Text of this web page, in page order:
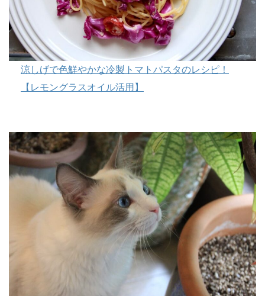
涼しげで色鮮やかな冷製トマトパスタのレシピ！
【レモングラスオイル活用】